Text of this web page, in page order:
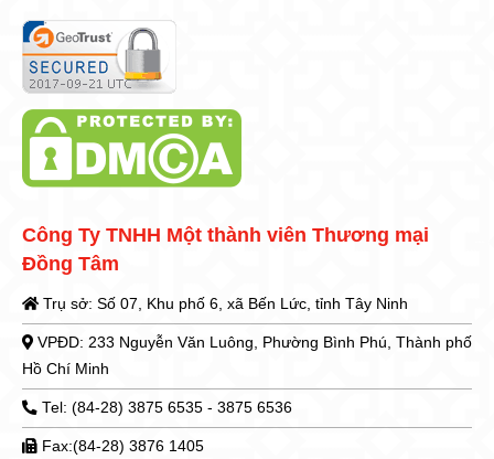
Công Ty TNHH Một thành viên Thương mại
Đồng Tâm
Trụ sở: Số 07, Khu phố 6, xã Bến Lức, tỉnh Tây Ninh
VPĐD: 233 Nguyễn Văn Luông, Phường Bình Phú, Thành phố
Hồ Chí Minh
Tel: (84-28) 3875 6535 - 3875 6536
Fax:(84-28) 3876 1405